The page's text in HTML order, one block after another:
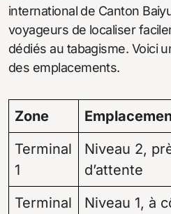
international de Canton
voyageurs de localiser
dédiés au tabagisme. Voici
des emplacements.
Zone
Terminal
1
Niveau 2,
d’attente
Terminal
Niveau 1, à